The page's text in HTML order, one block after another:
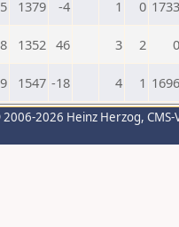
1379 -4 1 0 1733
1352 46 3 2 0
1547 -18 4 1 1696
2026 Heinz Herzog,